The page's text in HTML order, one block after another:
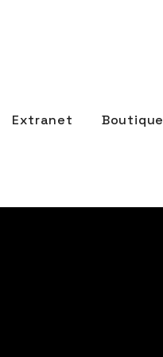
Extranet Boutique